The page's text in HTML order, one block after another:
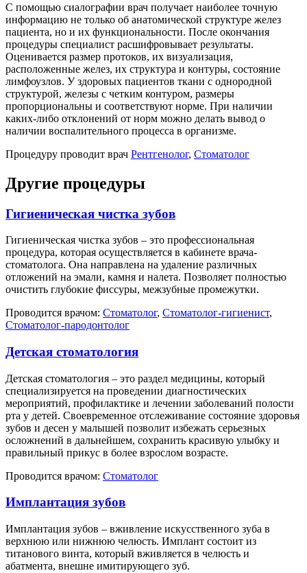
С помощью сиалографии врач получает наиболее точную
информацию не только об анатомической структуре желез
пациента, но и их функциональности. После окончания
процедуры специалист расшифровывает результаты.
Оценивается размер протоков, их визуализация,
расположенные желез, их структура и контуры, состояние
лимфоузлов. У здоровых пациентов ткани с однородной
структурой, железы с четким контуром, размеры
пропорциональны и соответствуют норме. При наличии
каких-либо отклонений от норм можно делать вывод о
наличии воспалительного процесса в организме.
Процедуру проводит врач Рентгенолог, Стоматолог
Другие процедуры
Гигиеническая чистка зубов
Гигиеническая чистка зубов – это профессиональная
процедура, которая осуществляется в кабинете врача-
стоматолога. Она направлена на удаление различных
отложений на эмали, камня и налета. Позволяет полностью
очистить глубокие фиссуры, межзубные промежутки.
Проводится врачом: Стоматолог, Стоматолог-гигиенист,
Стоматолог-пародонтолог
Детская стоматология
Детская стоматология – это раздел медицины, который
специализируется на проведении диагностических
мероприятий, профилактике и лечении заболеваний полости
рта у детей. Своевременное отслеживание состояние здоровья
зубов и десен у малышей позволит избежать серьезных
осложнений в дальнейшем, сохранить красивую улыбку и
правильный прикус в более взрослом возрасте.
Проводится врачом: Стоматолог
Имплантация зубов
Имплантация зубов – вживление искусственного зуба в
верхнюю или нижнюю челюсть. Имплант состоит из
титанового винта, который вживляется в челюсть и
абатмента, внешне имитирующего зуб.